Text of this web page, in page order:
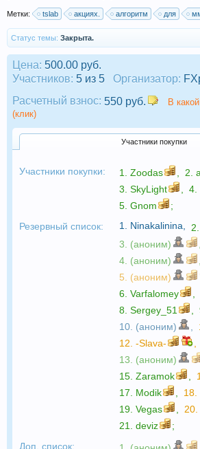
Метки: tslab акциях. алгоритм для
Статус темы: Закрыта.
Цена: 500.00 руб.
Участников: 5 из 5 Организатор:
Расчетный взнос: 550 руб.
В
(клик)
Участники покупки
Участники покупки: 1. Zoodas 2.
3. SkyLight 4.
5. Gnom
;
Резервный список:
1. Ninakalinina 2.
3. (аноним)
4. (аноним)
5. (аноним)
6. Varfalomey
8. Sergey_51
10. (аноним)
12. -Slava-
13. (аноним)
15. Zaramok
17. Modik 18.
19. Vegas 20.
21. deviz
;
Доп. список: